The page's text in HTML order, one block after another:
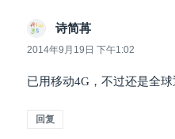
诗简苒
道：
2014年9月19日 下午1:02
已用移动4G，不过还是全
回复